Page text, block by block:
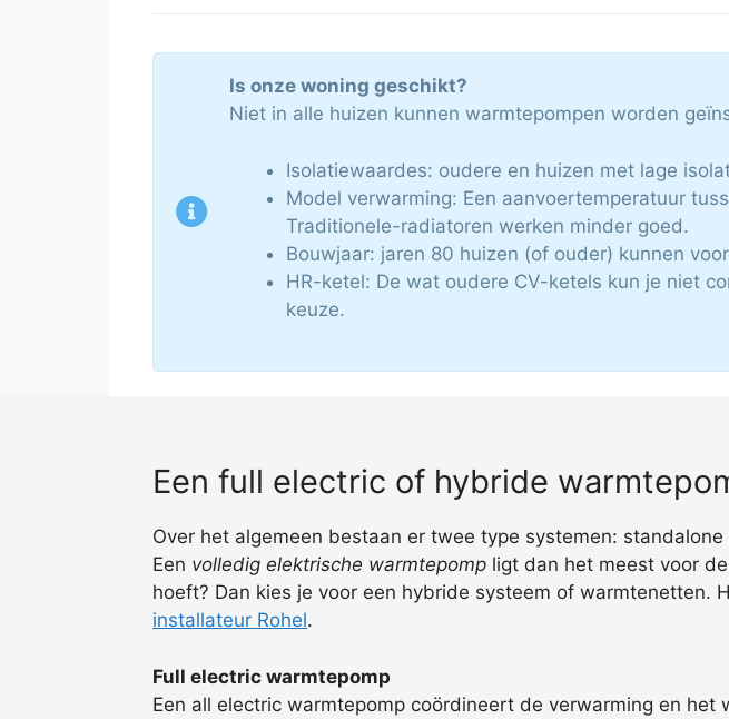
Is onze woning geschikt?
Niet in alle huizen kunnen warmtepompen worden
Isolatiewaardes: oudere en huizen met lage
Model verwarming: Een aanvoertemperatuur
Traditionele-radiatoren werken minder goed.
Bouwjaar: jaren 80 huizen (of ouder) kunnen
HR-ketel: De wat oudere CV-ketels kun je niet
keuze.
Een full electric of hybride
Over het algemeen bestaan er twee type systemen:
Een volledig elektrische warmtepomp ligt dan het meest voor
hoeft? Dan kies je voor een hybride systeem of warmtenetten.
installateur Rohel.
Full electric warmtepomp
Een all electric warmtepomp coördineert de verwarming en